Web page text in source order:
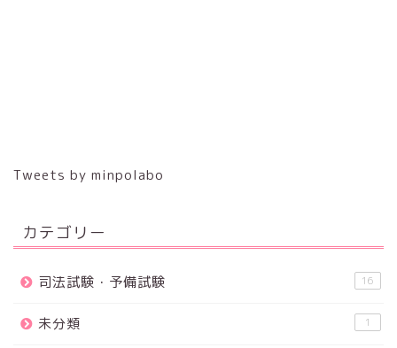
Tweets by minpolabo
カテゴリー
司法試験・予備試験 16
未分類 1